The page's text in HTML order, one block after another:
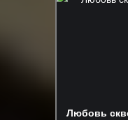
Любовь